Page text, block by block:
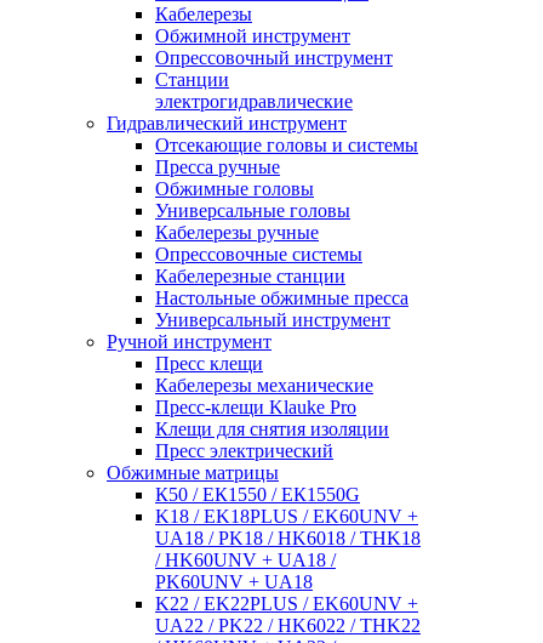
Кабелерезы
Обжимной инструмент
Опрессовочный инструмент
Станции
электрогидравлические
Гидравлический инструмент
Отсекающие головы и системы
Пресса ручные
Обжимные головы
Универсальные головы
Кабелерезы ручные
Опрессовочные системы
Кабелерезные станции
Настольные обжимные пресса
Универсальный инструмент
Ручной инструмент
Пресс клещи
Кабелерезы механические
Пресс-клещи Klauke Pro
Клещи для снятия изоляции
Пресс электрический
Обжимные матрицы
К50 / ЕК1550 / ЕК1550G
K18 / EK18PLUS / EK60UNV +
UA18 / PK18 / HK6018 / THK18
/ HK60UNV + UA18 /
PK60UNV + UA18
K22 / EK22PLUS / EK60UNV +
UA22 / PK22 / HK6022 / THK22